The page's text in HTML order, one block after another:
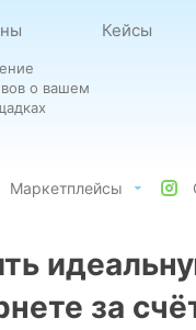
Кейсы
о вашем
Маркетплейсы
за